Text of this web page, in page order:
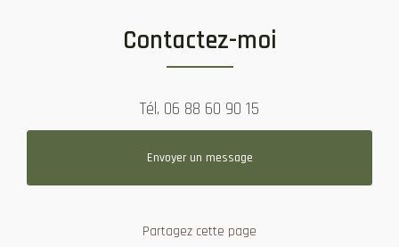
Contactez-moi
Tél. 06 88 60 90 15
Envoyer un message
Partagez cette page